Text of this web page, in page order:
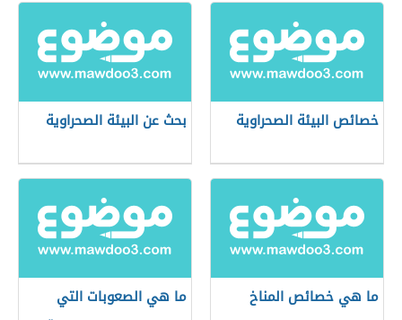
خصائص البيئة الصحراوية بحث عن البيئة الصحراوية
ما هي خصائص المناخ
ما هي الصعوبات التي